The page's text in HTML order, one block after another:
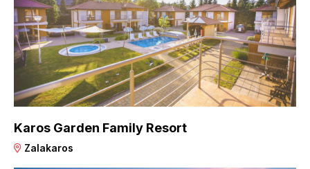
Karos Garden Family Resort
Zalakaros